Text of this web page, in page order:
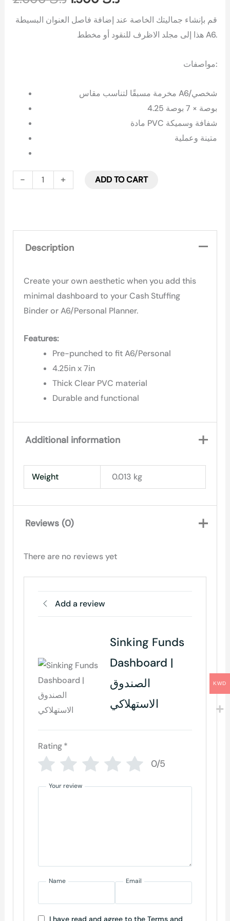
قم بإنشاء جماليتك الخاصة عند إضافة فاصل العنوان البسيطة
هذا إلى مجلد الاظرف للنقود أو مخطط A6.
مواصفات:
مخرمة مسبقًا لتناسب مقاس A6/شخصي
4.25 بوصة × 7 بوصة
مادة PVC شفافة وسميكة
متينة وعملية
- + ADD TO CART
Description
Create your own aesthetic when you add this
minimal dashboard to your Cash Stuffing
Binder or A6/Personal Planner.
Features:
Pre-punched to fit A6/Personal
4.25in x 7in
Thick Clear PVC material
Durable and functional
Additional information
Weight 0.013 kg
Reviews (0)
There are no reviews yet
Add a review
Sinking Funds
Dashboard |
الصندوق
الاستهلاكي
Rating*
0/5
Your review
Name Email
I have read and agree to the Terms and
KWD